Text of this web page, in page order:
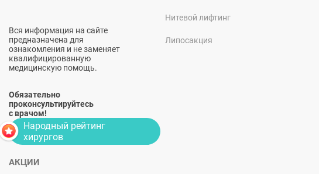
Вся информация на сайте
предназначена для
ознакомления и не заменяет
квалифицированную
медицинскую помощь.
Обязательно
проконсультируйтесь
с врачом!
Нитевой лифтинг
Липосакция
Народный рейтинг
хирургов
АКЦИИ